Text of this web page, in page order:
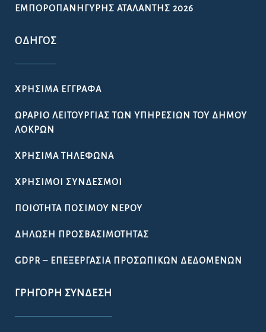
ΕΜΠΟΡΟΠΑΝΉΓΥΡΗΣ ΑΤΑΛΆΝΤΗΣ 2026
ΟΔΗΓΌΣ
ΧΡΉΣΙΜΑ ΈΓΓΡΑΦΑ
ΩΡΆΡΙΟ ΛΕΙΤΟΥΡΓΊΑΣ ΤΩΝ ΥΠΗΡΕΣΙΏΝ ΤΟΥ ΔΉΜΟΥ
ΛΟΚΡΏΝ
ΧΡΉΣΙΜΑ ΤΗΛΈΦΩΝΑ
ΧΡΉΣΙΜΟΙ ΣΎΝΔΕΣΜΟΙ
ΠΟΙΌΤΗΤΑ ΠΌΣΙΜΟΥ ΝΕΡΟΎ
ΔΉΛΩΣΗ ΠΡΟΣΒΑΣΙΜΌΤΗΤΑΣ
GDPR – ΕΠΕΞΕΡΓΑΣΙΑ ΠΡΟΣΩΠΙΚΩΝ ΔΕΔΟΜΕΝΩΝ
ΓΡΉΓΟΡΗ ΣΎΝΔΕΣΗ